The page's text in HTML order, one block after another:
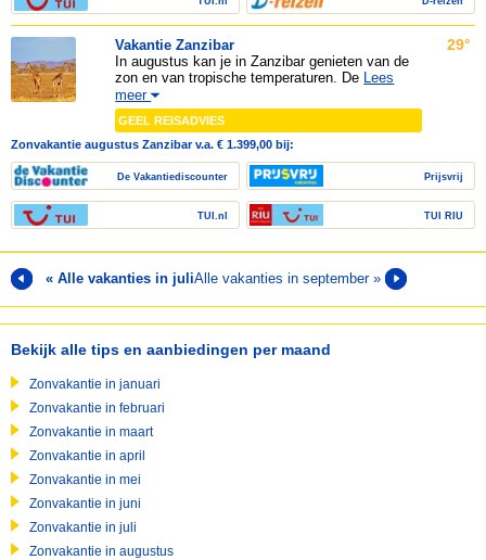
Vakantie Zanzibar
In augustus kan je in Zanzibar genieten van de
zon en van tropische temperaturen. De Lees
meer
GEEL REISADVIES
29°
Zonvakantie augustus Zanzibar v.a. € 1.399,00 bij:
De Vakantiediscounter
TUI.nl
Prijsvrij
TUI RIU
« Alle vakanties in juliAlle vakanties in september »
Bekijk alle tips en aanbiedingen per maand
Zonvakantie in januari
Zonvakantie in februari
Zonvakantie in maart
Zonvakantie in april
Zonvakantie in mei
Zonvakantie in juni
Zonvakantie in juli
Zonvakantie in augustus